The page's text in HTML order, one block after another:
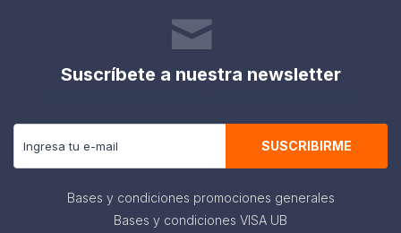
Suscríbete a nuestra newsletter
SUSCRIBIRME
Bases y condiciones promociones generales
Bases y condiciones VISA UB